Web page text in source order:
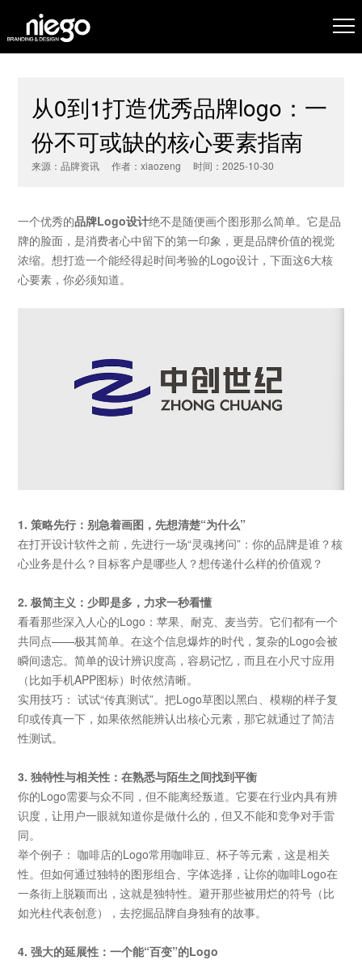
从0到1打造优秀品牌logo：一
份不可或缺的核心要素指南
来源：品牌资讯 作者：xiaozeng 时间：2025-10-30
一个优秀的品牌Logo设计绝不是随便画个图形那么简单。它是品
牌的脸面，是消费者心中留下的第一印象，更是品牌价值的视觉
浓缩。想打造一个能经得起时间考验的Logo设计，下面这6大核
心要素，你必须知道。
1. 策略先行：别急着画图，先想清楚“为什么”
在打开设计软件之前，先进行一场“灵魂拷问”：你的品牌是谁？核
心业务是什么？目标客户是哪些人？想传递什么样的价值观？
2. 极简主义：少即是多，力求一秒看懂
看看那些深入人心的Logo：苹果、耐克、麦当劳。它们都有一个
共同点——极其简单。在这个信息爆炸的时代，复杂的Logo会被
瞬间遗忘。简单的设计辨识度高，容易记忆，而且在小尺寸应用
（比如手机APP图标）时依然清晰。
实用技巧： 试试“传真测试”。把Logo草图以黑白、模糊的样子复
印或传真一下，如果依然能辨认出核心元素，那它就通过了简洁
性测试。
3. 独特性与相关性：在熟悉与陌生之间找到平衡
你的Logo需要与众不同，但不能离经叛道。它要在行业内具有辨
识度，让用户一眼就知道你是做什么的，但又不能和竞争对手雷
同。
举个例子： 咖啡店的Logo常用咖啡豆、杯子等元素，这是相关
性。但如何通过独特的图形组合、字体选择，让你的咖啡Logo在
一条街上脱颖而出，这就是独特性。避开那些被用烂的符号（比
如光柱代表创意），去挖掘品牌自身独有的故事。
4. 强大的延展性：一个能“百变”的Logo